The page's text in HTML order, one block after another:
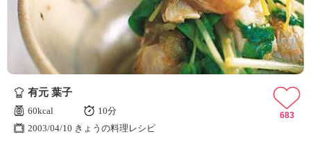
有元 葉子
60kcal
10分
2003/04/10 きょうの料理レシピ
683